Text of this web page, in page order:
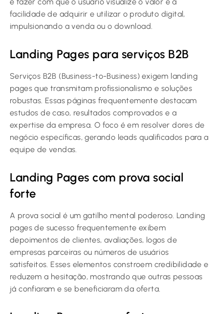
é fazer com que o usuário visualize o valor e a
facilidade de adquirir e utilizar o produto digital,
impulsionando a venda ou o download.
Landing Pages para serviços B2B
Serviços B2B (Business-to-Business) exigem landing
pages que transmitam profissionalismo e soluções
robustas. Essas páginas frequentemente destacam
estudos de caso, resultados comprovados e a
expertise da empresa. O foco é em resolver dores de
negócio específicas, gerando leads qualificados para a
equipe de vendas.
Landing Pages com prova social
forte
A prova social é um gatilho mental poderoso. Landing
pages de sucesso frequentemente exibem
depoimentos de clientes, avaliações, logos de
empresas parceiras ou números de usuários
satisfeitos. Esses elementos constroem credibilidade e
reduzem a hesitação, mostrando que outras pessoas
já confiaram e se beneficiaram da oferta.